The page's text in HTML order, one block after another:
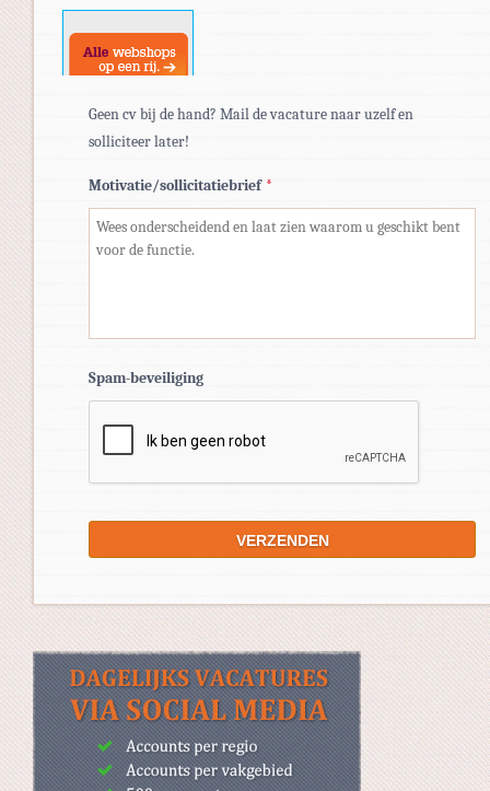
docx.
Geen cv bij de hand? Mail de vacature naar uzelf en
solliciteer later!
Motivatie/sollicitatiebrief *
Spam-beveiliging